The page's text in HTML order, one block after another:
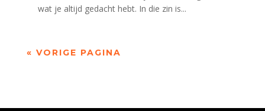
wat je altijd gedacht hebt. In die zin is...
« VORIGE PAGINA